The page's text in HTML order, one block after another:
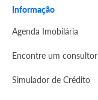
Informação
Agenda Imobilária
Encontre um consultor
Simulador de Crédito